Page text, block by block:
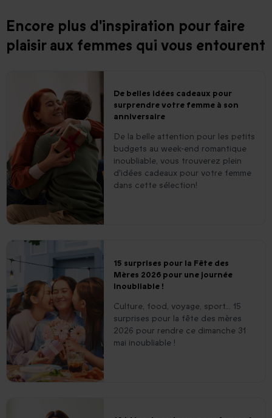
Encore plus d'inspiration pour faire
plaisir aux femmes qui vous entourent
De belles idées cadeaux pour
surprendre votre femme à son
anniversaire
De la belle attention pour les petits
budgets au week-end romantique
inoubliable, vous trouverez plein
d'idées cadeaux pour votre femme
dans cette sélection!
15 surprises pour la Fête des
Mères 2026 pour une journée
inoubliable !
Culture, food, voyage, sport... 15
surprises pour la fête des mères
2026 pour rendre ce dimanche 31
mai inoubliable !